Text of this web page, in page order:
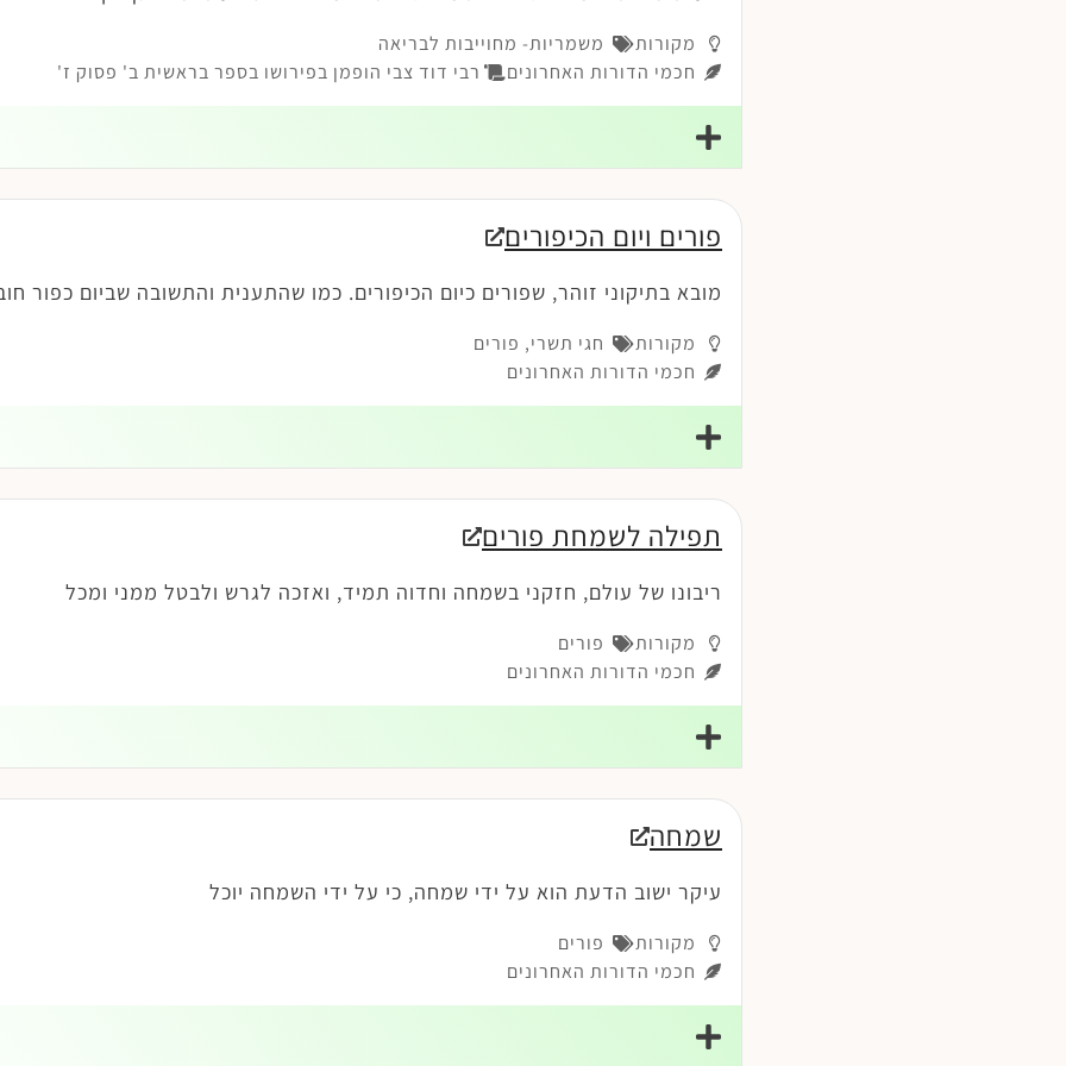
מקורות
משמריות- מחוייבות לבריאה
חכמי הדורות האחרונים
רבי דוד צבי הופמן בפירושו בספר בראשית ב' פסוק ז'
פורים ויום הכיפורים
מובא בתיקוני זוהר, שפורים כיום הכיפורים. כמו שהתענית והתשובה שביום כפור
מקורות חגי תשרי, פורים
חכמי הדורות האחרונים
תפילה לשמחת פורים
ריבונו של עולם, חזקני בשמחה וחדוה תמיד, ואזכה לגרש ולבטל ממני ומכל
מקורות
פורים
חכמי הדורות האחרונים
שמחה
עיקר ישוב הדעת הוא על ידי שמחה, כי על ידי השמחה יוכל
מקורות
פורים
חכמי הדורות האחרונים